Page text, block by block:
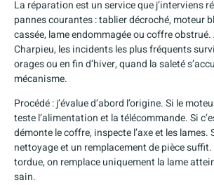
La réparation est un service que j’interviens
pannes courantes : tablier décroché, moteur
cassée, lame endommagée ou coffre obstrué.
Charpieu, les incidents les plus fréquents
orages ou en fin d’hiver, quand la saleté
mécanisme.
Procédé : j’évalue d’abord l’origine. Si le
teste l’alimentation et la télécommande. Si
démonte le coffre, inspecte l’axe et les lames.
nettoyage et un remplacement de pièce
tordue, on remplace uniquement la lame
sain.